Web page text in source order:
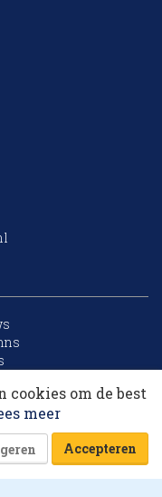
by
cookies om de best
meer
Accepteren